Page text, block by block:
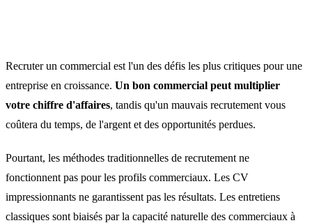
Recruter un commercial est l'un des défis les plus critiques pour une
entreprise en croissance. Un bon commercial peut multiplier
votre chiffre d'affaires, tandis qu'un mauvais recrutement vous
coûtera du temps, de l'argent et des opportunités perdues.
Pourtant, les méthodes traditionnelles de recrutement ne
fonctionnent pas pour les profils commerciaux. Les CV
impressionnants ne garantissent pas les résultats. Les entretiens
classiques sont biaisés par la capacité naturelle des commerciaux à